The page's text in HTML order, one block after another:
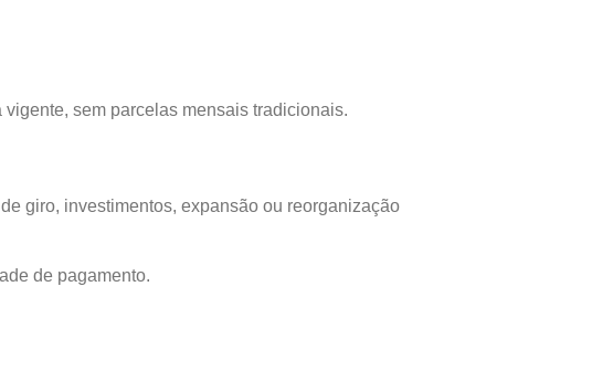
sem parcelas mensais tradicionais.
giro, investimentos, expansão ou reorganização
de pagamento.